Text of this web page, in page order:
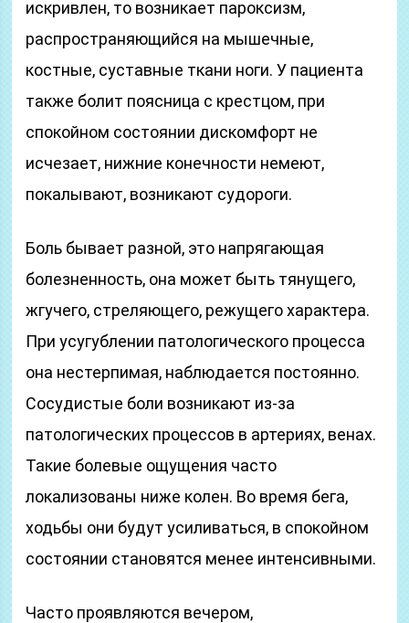
искривлен, то возникает пароксизм,
распространяющийся на мышечные,
костные, суставные ткани ноги. У пациента
также болит поясница с крестцом, при
спокойном состоянии дискомфорт не
исчезает, нижние конечности немеют,
покалывают, возникают судороги.
Боль бывает разной, это напрягающая
болезненность, она может быть тянущего,
жгучего, стреляющего, режущего характера.
При усугублении патологического процесса
она нестерпимая, наблюдается постоянно.
Сосудистые боли возникают из-за
патологических процессов в артериях, венах.
Такие болевые ощущения часто
локализованы ниже колен. Во время бега,
ходьбы они будут усиливаться, в спокойном
состоянии становятся менее интенсивными.
Часто проявляются вечером,